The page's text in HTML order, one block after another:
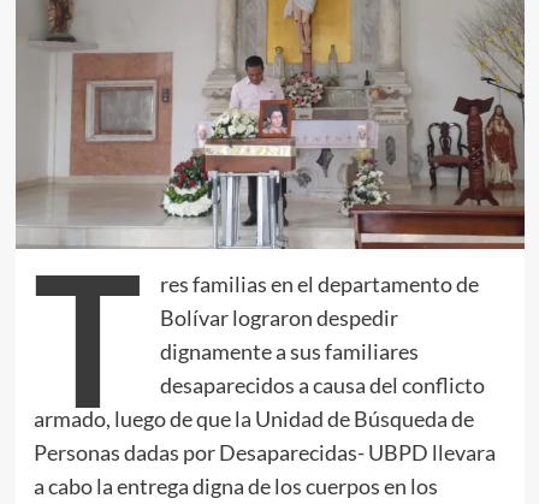
T
res familias en el departamento de
Bolívar lograron despedir
dignamente a sus familiares
desaparecidos a causa del conflicto
armado, luego de que la Unidad de Búsqueda de
Personas dadas por Desaparecidas- UBPD llevara
a cabo la entrega digna de los cuerpos en los